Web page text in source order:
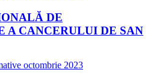
DE
A CANCERULUI DE SAN
octombrie 2023